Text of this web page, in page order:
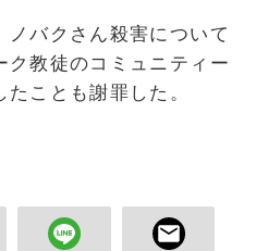
ノバクさん殺害について
教徒のコミュニティー
ことも謝罪した。